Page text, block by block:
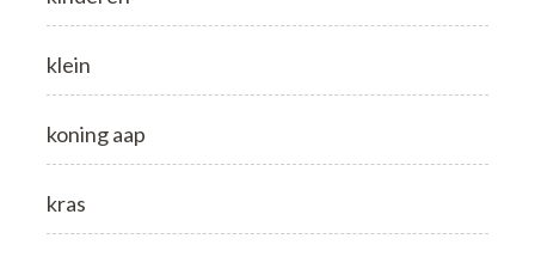
klein
koning aap
kras